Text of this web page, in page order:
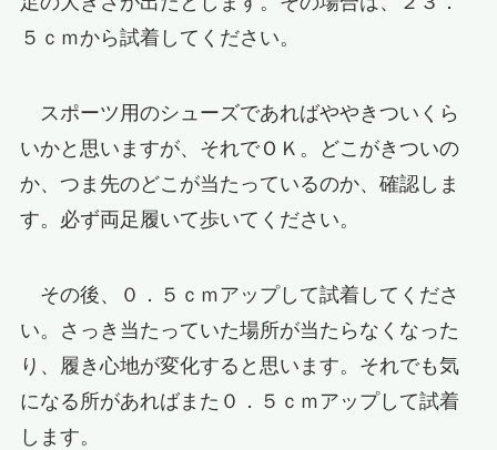
５ｃｍから試着してください。
スポーツ用のシューズであればややきついくら
いかと思いますが、それでＯＫ。どこがきついの
か、つま先のどこが当たっているのか、確認しま
す。必ず両足履いて歩いてください。
その後、０．５ｃｍアップして試着してくださ
い。さっき当たっていた場所が当たらなくなった
り、履き心地が変化すると思います。それでも気
になる所があればまた０．５ｃｍアップして試着
します。